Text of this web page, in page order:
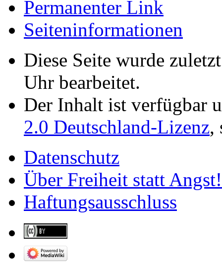
Permanenter Link
Seiten­­informationen
Diese Seite wurde
Uhr bearbeitet.
Der Inhalt ist verfügbar
2.0 Deutschland-Lizenz,
Datenschutz
Über Freiheit statt Angst!
Haftungsausschluss